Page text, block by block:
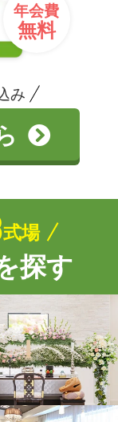
年会費
無料
み
式場
探す